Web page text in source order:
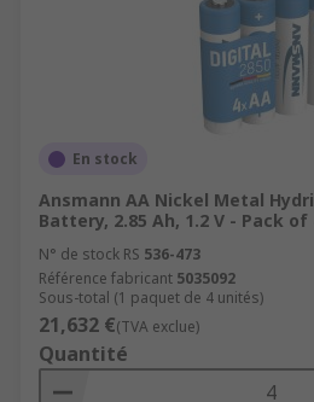
En stock
Ansmann AA Nickel Metal
Battery, 2.85 Ah, 1.2 V - Pack of
N° de stock RS 536-473
Référence fabricant 5035092
Sous-total (1 paquet de 4 unités)
21,632 €(TVA exclue)
Quantité